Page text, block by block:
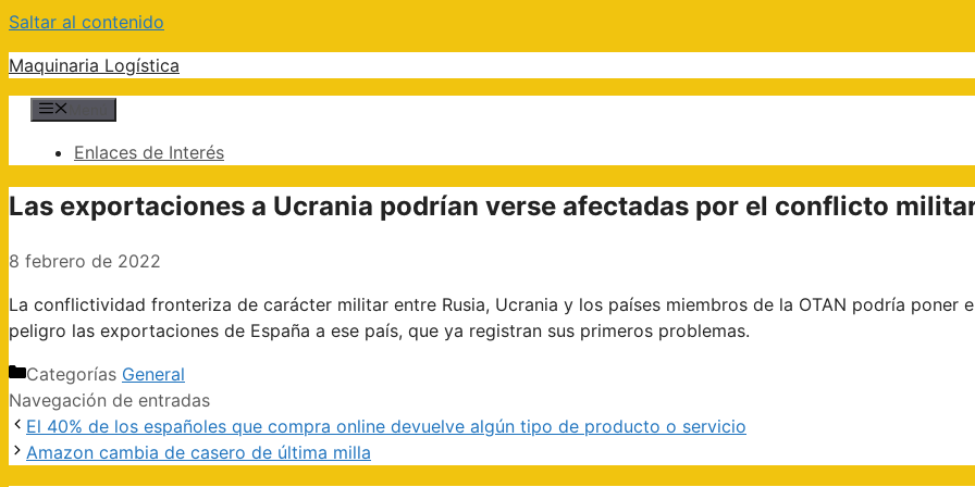
Saltar al contenido
Maquinaria Logística
Enlaces de Interés
Las exportaciones a Ucrania podrían verse afectadas por el conflicto
8 febrero de 2022
La conflictividad fronteriza de carácter militar entre Rusia, Ucrania y los países miembros de la OTAN podría poner
peligro las exportaciones de España a ese país, que ya registran sus primeros problemas.
Categorías General
Navegación de entradas
El 40% de los españoles que compra online devuelve algún tipo de producto o servicio
Amazon cambia de casero de última milla